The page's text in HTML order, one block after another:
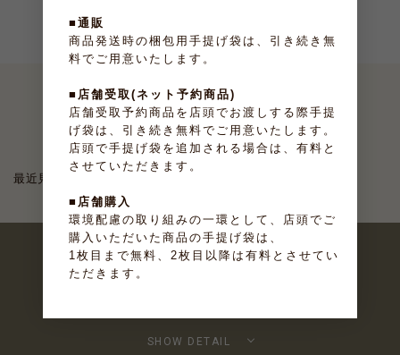
最近見たお菓子
最近見た商品がありません。
SHOW DETAIL
■通販
商品発送時の梱包用手提げ袋は、引き続き無
料でご用意いたします。
■店舗受取(ネット予約商品)
店舗受取予約商品を店頭でお渡しする際手提
げ袋は、引き続き無料でご用意いたします。
店頭で手提げ袋を追加される場合は、有料と
させていただきます。
■店舗購入
環境配慮の取り組みの一環として、店頭でご
購入いただいた商品の手提げ袋は、
1枚目まで無料、2枚目以降は有料とさせてい
ただきます。